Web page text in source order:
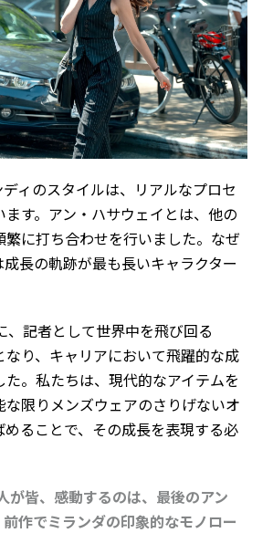
ディのスタイルは、リアルなプロセ
す。アン・ハサウェイとは、他の
繁に打ち合わせを行いました。なぜ
長の軌跡が最も長いキャラクター
、記者として世界中を飛び回る
なり、キャリアにおいて飛躍的な成
。私たちは、現代的なアイテムを
な限りメンズウェアのさりげないオ
ることで、その成長を表現する必
皆、感動するのは、最後のアン
作でミランダの印象的なモノロー